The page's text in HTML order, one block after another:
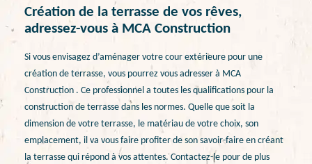
Création de la terrasse de vos rêves,
adressez-vous à MCA Construction
Si vous envisagez d’aménager votre cour extérieure pour une
création de terrasse, vous pourrez vous adresser à MCA
Construction . Ce professionnel a toutes les qualifications pour la
construction de terrasse dans les normes. Quelle que soit la
dimension de votre terrasse, le matériau de votre choix, son
emplacement, il va vous faire profiter de son savoir-faire en créant
la terrasse qui répond à vos attentes. Contactez-le pour de plus